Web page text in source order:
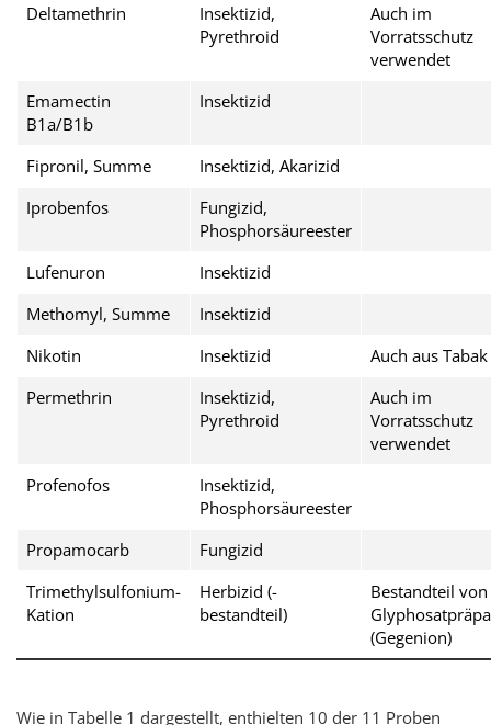
Deltamethrin
Insektizid,
Pyrethroid
Auch im
Vorratsschutz
verwendet
Emamectin
B1a/B1b
Insektizid
Fipronil, Summe
Insektizid, Akarizid
Iprobenfos
Fungizid,
Phosphorsäureester
Lufenuron
Insektizid
Methomyl, Summe
Insektizid
Nikotin
Insektizid
Auch aus Tabak
Permethrin
Insektizid,
Pyrethroid
Auch im
Vorratsschutz
verwendet
Profenofos
Insektizid,
Phosphorsäureester
Propamocarb
Fungizid
Trimethylsulfonium-
Kation
Herbizid (-
bestandteil)
Bestandteil von
(Gegenion)
Wie in Tabelle 1 dargestellt, enthielten 10 der 11 Proben